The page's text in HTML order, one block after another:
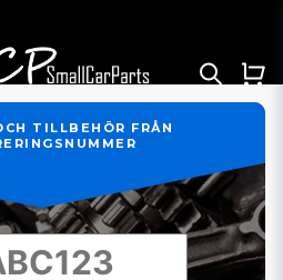
TILLBEHÖR FRÅN